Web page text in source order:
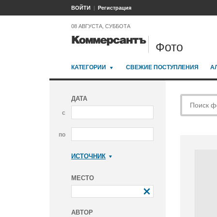
ВОЙТИ Регистрация
08 АВГУСТА, СУББОТА
Фото
КАТЕГОРИИ СВЕЖИЕ ПОСТУПЛЕНИЯ
ДАТА
с
по
ИСТОЧНИК
МЕСТО
АВТОР